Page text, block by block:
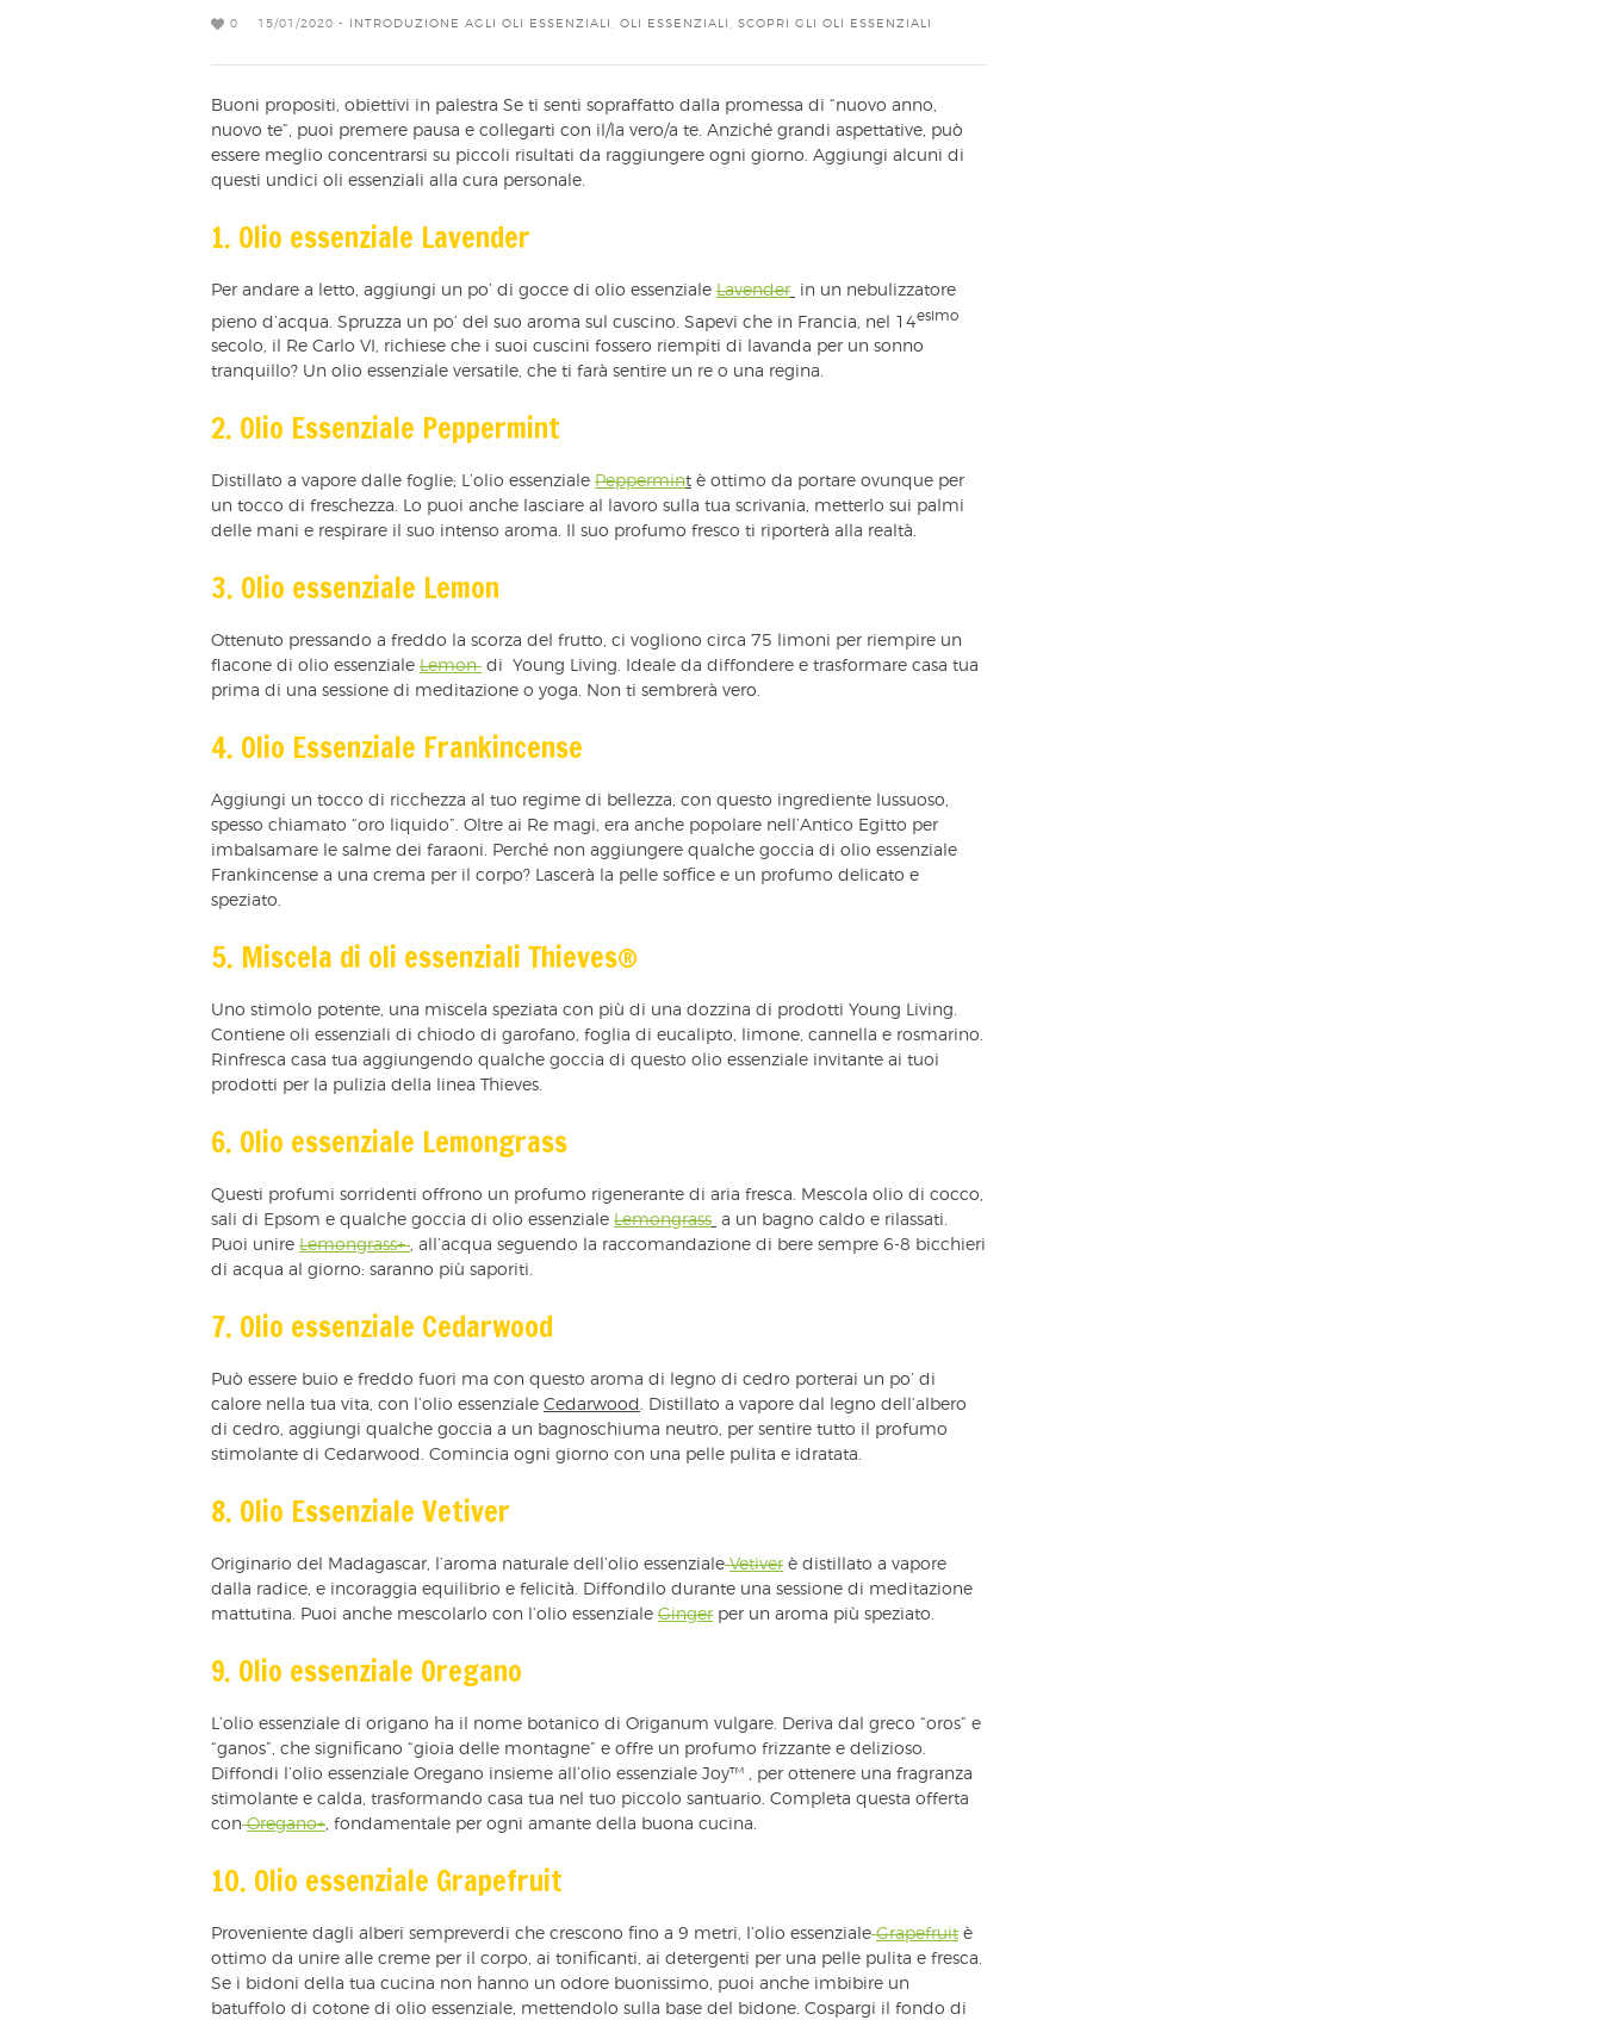
0 15/01/2020 - INTRODUZIONE AGLI OLI ESSENZIALI OLI ESSENZIALI SCOPRI GLI OLI ESSENZIALI
Buoni propositi, obiettivi in palestra Se ti senti sopraffatto dalla promessa di “nuovo anno,
nuovo te”, puoi premere pausa e collegarti con il/la vero/a te. Anziché grandi aspettative, può
essere meglio concentrarsi su piccoli risultati da raggiungere ogni giorno. Aggiungi alcuni di
questi undici oli essenziali alla cura personale.
1. Olio essenziale Lavender
Per andare a letto, aggiungi un po’ di gocce di olio essenziale Lavender
in un nebulizzatore
pieno d’acqua. Spruzza un po’ del suo aroma sul cuscino. Sapevi che in Francia, nel 14esimo
secolo, il Re Carlo VI, richiese che i suoi cuscini fossero riempiti di lavanda per un sonno
tranquillo? Un olio essenziale versatile, che ti farà sentire un re o una regina.
2. Olio Essenziale Peppermint
Distillato a vapore dalle foglie; L’olio essenziale Peppermint è ottimo da portare ovunque per
un tocco di freschezza. Lo puoi anche lasciare al lavoro sulla tua scrivania, metterlo sui palmi
delle mani e respirare il suo intenso aroma. Il suo profumo fresco ti riporterà alla realtà.
3. Olio essenziale Lemon
Ottenuto pressando a freddo la scorza del frutto, ci vogliono circa 75 limoni per riempire un
flacone di olio essenziale Lemon di Young Living. Ideale da diffondere e trasformare casa tua
prima di una sessione di meditazione o yoga. Non ti sembrerà vero.
4. Olio Essenziale Frankincense
Aggiungi un tocco di ricchezza al tuo regime di bellezza, con questo ingrediente lussuoso,
spesso chiamato “oro liquido”. Oltre ai Re magi, era anche popolare nell’Antico Egitto per
imbalsamare le salme dei faraoni. Perché non aggiungere qualche goccia di olio essenziale
Frankincense a una crema per il corpo? Lascerà la pelle soffice e un profumo delicato e
speziato.
5. Miscela di oli essenziali Thieves®
Uno stimolo potente, una miscela speziata con più di una dozzina di prodotti Young Living.
Contiene oli essenziali di chiodo di garofano, foglia di eucalipto, limone, cannella e rosmarino.
Rinfresca casa tua aggiungendo qualche goccia di questo olio essenziale invitante ai tuoi
prodotti per la pulizia della linea Thieves.
6. Olio essenziale Lemongrass
Questi profumi sorridenti offrono un profumo rigenerante di aria fresca. Mescola olio di cocco,
sali di Epsom e qualche goccia di olio essenziale Lemongrass a un bagno caldo e rilassati.
Puoi unire Lemongrass+, all’acqua seguendo la raccomandazione di bere sempre 6-8 bicchieri
di acqua al giorno: saranno più saporiti.
7. Olio essenziale Cedarwood
Può essere buio e freddo fuori ma con questo aroma di legno di cedro porterai un po’ di
calore nella tua vita, con l’olio essenziale Cedarwood . Distillato a vapore dal legno dell’albero
di cedro, aggiungi qualche goccia a un bagnoschiuma neutro, per sentire tutto il profumo
stimolante di Cedarwood. Comincia ogni giorno con una pelle pulita e idratata.
8. Olio Essenziale Vetiver
Originario del Madagascar, l’aroma naturale dell’olio essenziale Vetiver è distillato a vapore
dalla radice, e incoraggia equilibrio e felicità. Diffondilo durante una sessione di meditazione
mattutina. Puoi anche mescolarlo con l’olio essenziale Ginger per un aroma più speziato.
9. Olio essenziale Oregano
L’olio essenziale di origano ha il nome botanico di Origanum vulgare. Deriva dal greco “oros” e
“ganos”, che significano “gioia delle montagne” e offre un profumo frizzante e delizioso.
Diffondi l’olio essenziale Oregano insieme all’olio essenziale Joy™ , per ottenere una fragranza
stimolante e calda, trasformando casa tua nel tuo piccolo santuario. Completa questa offerta
con Oregano+, fondamentale per ogni amante della buona cucina.
10. Olio essenziale Grapefruit
Proveniente dagli alberi sempreverdi che crescono fino a 9 metri, l’olio essenziale Grapefruit è
ottimo da unire alle creme per il corpo, ai tonificanti, ai detergenti per una pelle pulita e fresca.
Se i bidoni della tua cucina non hanno un odore buonissimo, puoi anche imbibire un
batuffolo di cotone di olio essenziale, mettendolo sulla base del bidone. Cospargi il fondo di